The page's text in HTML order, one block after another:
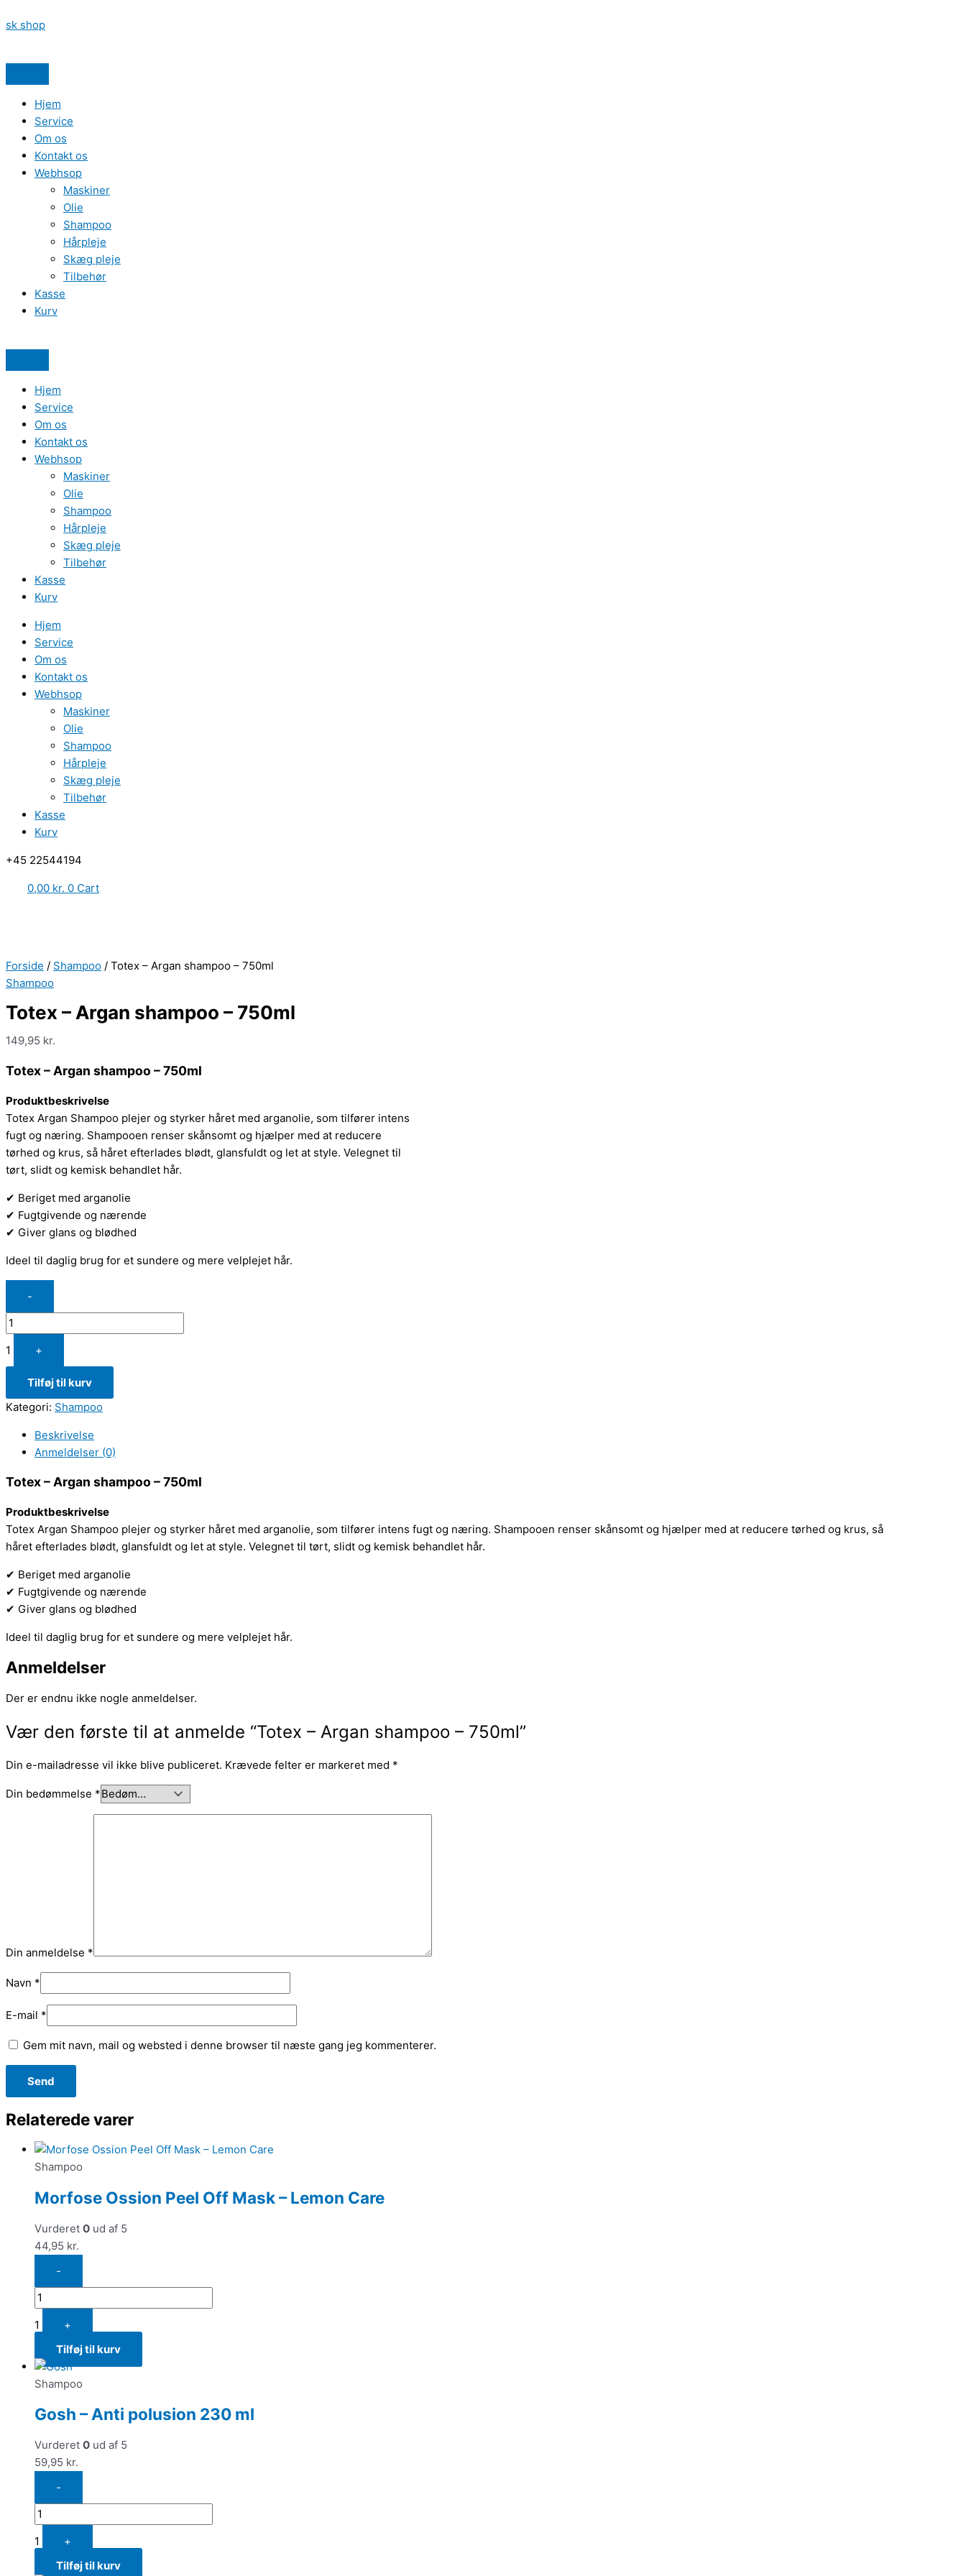
til
sk shop
Hjem
Service
Om os
Kontakt os
Webhsop
Maskiner
Olie
Shampoo
Hårpleje
Skæg pleje
Tilbehør
Kasse
Kurv
Hjem
Service
Om os
Kontakt os
Webhsop
Maskiner
Olie
Shampoo
Hårpleje
Skæg pleje
Tilbehør
Kasse
Kurv
Hjem
Service
Om os
Kontakt os
Webhsop
Maskiner
Olie
Shampoo
Hårpleje
Skæg pleje
Tilbehør
Kasse
Kurv
‪+45 22544194
0,00 kr. 0 Cart
Forside / Shampoo / Totex – Argan shampoo – 750ml
Shampoo
Totex – Argan shampoo – 750ml
149,95 kr.
Totex – Argan shampoo – 750ml
Produktbeskrivelse
Totex Argan Shampoo plejer og styrker håret med arganolie, som tilfører intens
fugt og næring. Shampooen renser skånsomt og hjælper med at reducere
tørhed og krus, så håret efterlades blødt, glansfuldt og let at style. Velegnet til
tørt, slidt og kemisk behandlet hår.
✔ Beriget med arganolie
✔ Fugtgivende og nærende
✔ Giver glans og blødhed
Ideel til daglig brug for et sundere og mere velplejet hår.
-
1 +
Tilføj til kurv
Kategori: Shampoo
Beskrivelse
Anmeldelser (0)
Totex – Argan shampoo – 750ml
Produktbeskrivelse
Totex Argan Shampoo plejer og styrker håret med arganolie, som tilfører intens fugt og næring. Shampooen renser skånsomt og hjælper med at reducere tørhed og krus, så
håret efterlades blødt, glansfuldt og let at style. Velegnet til tørt, slidt og kemisk behandlet hår.
✔ Beriget med arganolie
✔ Fugtgivende og nærende
✔ Giver glans og blødhed
Ideel til daglig brug for et sundere og mere velplejet hår.
Anmeldelser
Der er endnu ikke nogle anmeldelser.
Vær den første til at anmelde “Totex – Argan shampoo – 750ml”
Din e-mailadresse vil ikke blive publiceret. Krævede felter er markeret med *
Din bedømmelse *
Din anmeldelse *
Navn *
E-mail *
Gem mit navn, mail og websted i denne browser til næste gang jeg kommenterer.
Relaterede varer
Shampoo
Morfose Ossion Peel Off Mask – Lemon Care
Vurderet 0 ud af 5
44,95 kr.
-
1
+
Tilføj til kurv
Shampoo
Gosh – Anti polusion 230 ml
Vurderet 0 ud af 5
59,95 kr.
-
1
+
Tilføj til kurv